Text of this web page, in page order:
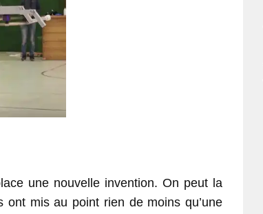
une nouvelle invention. On peut la
mis au point rien de moins qu’une